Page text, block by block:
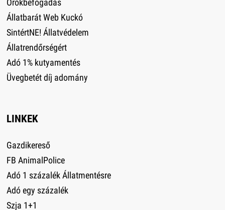
Örökbefogadás
Állatbarát Web Kuckó
SintértNE! Állatvédelem
Állatrendőrségért
Adó 1% kutyamentés
Üvegbetét díj adomány
LINKEK
Gazdikereső
FB AnimalPolice
Adó 1 százalék Állatmentésre
Adó egy százalék
Szja 1+1